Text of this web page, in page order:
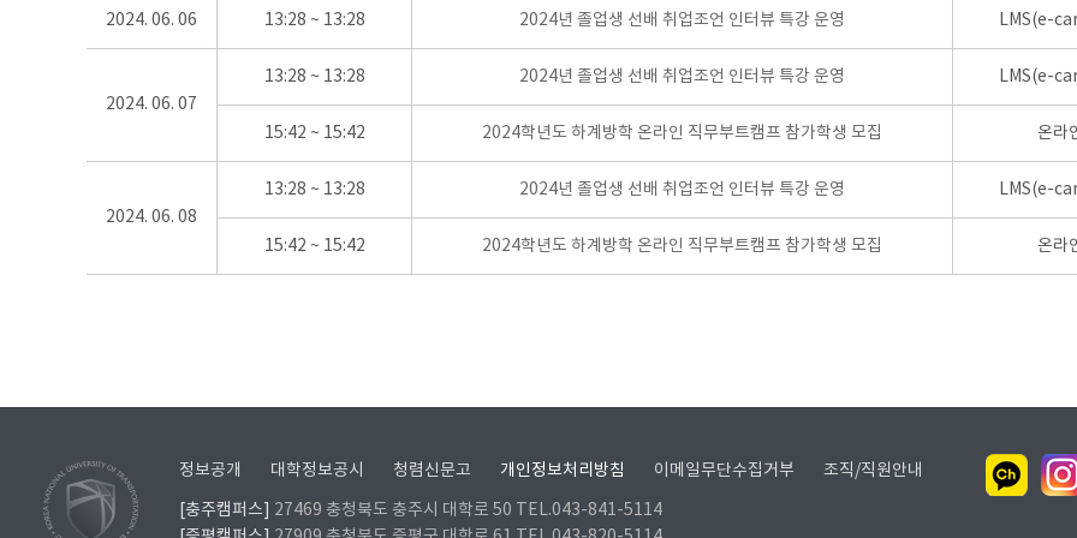
2024. 06. 06 13:28 ~ 13:28 2024년 졸업생 선배 취업조언 인터뷰 특강 운영 LMS(e-
2024. 06. 07
13:28 ~ 13:28 2024년 졸업생 선배 취업조언 인터뷰 특강 운영 LMS(e-
15:42 ~ 15:42 2024학년도 하계방학 온라인 직무부트캠프 참가학생 모집 온라
2024. 06. 08
13:28 ~ 13:28 2024년 졸업생 선배 취업조언 인터뷰 특강 운영 LMS(e-
15:42 ~ 15:42 2024학년도 하계방학 온라인 직무부트캠프 참가학생 모집 온라
정보공개 대학정보공시 청렴신문고 개인정보처리방침 이메일무단수집거부 조직/직원안내
[충주캠퍼스]
27469 충청북도 충주시 대학로 50 TEL.043-841-5114